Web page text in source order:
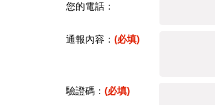
您的電話：
通報內容：(必填)
驗證碼：(必填)